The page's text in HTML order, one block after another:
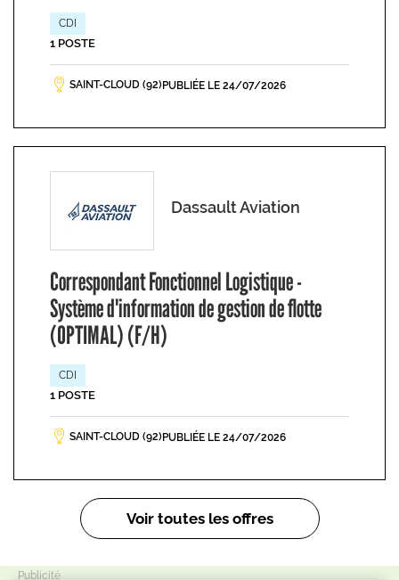
CDI
1 POSTE
SAINT-CLOUD (92) PUBLIÉE LE 24/07/2026
Dassault Aviation
Correspondant Fonctionnel Logistique -
Système d'information de gestion de flotte
(OPTIMAL) (F/H)
CDI
1 POSTE
SAINT-CLOUD (92) PUBLIÉE LE 24/07/2026
Pagination
Voir toutes les offres